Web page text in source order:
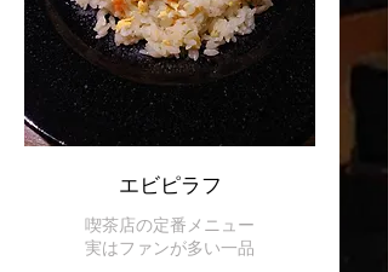
エビピラフ
喫茶店の定番メニュー
実はファンが多い一品